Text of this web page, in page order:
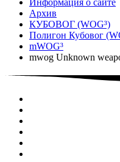
Информация о сайте
Архив
КУБОВОГ (WOG³)
Полигон Кубовог
mWOG³
mwog Unknown